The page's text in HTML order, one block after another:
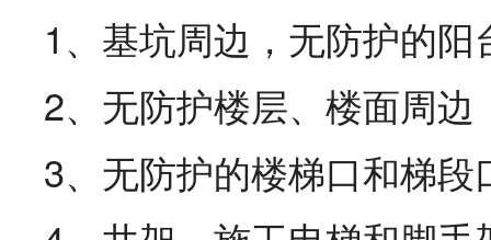
1、基坑周边，无防护的
2、无防护楼层、楼面周
3、无防护的楼梯口和梯